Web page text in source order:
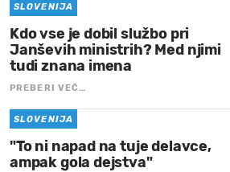
SLOVENIJA
Kdo vse je dobil službo pri
Janševih ministrih? Med njimi
tudi znana imena
PREBERI VEČ…
SLOVENIJA
"To ni napad na tuje delavce,
ampak gola dejstva"